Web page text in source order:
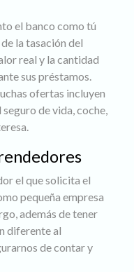
el banco como tú
la tasación del
real y la cantidad
sus préstamos.
ofertas incluyen
de vida, coche,
el que solicita el
pequeña empresa
además de tener
diferente al
de contar y